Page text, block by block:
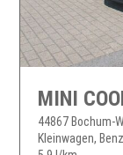
44867 Bochum-
Kleinwagen,